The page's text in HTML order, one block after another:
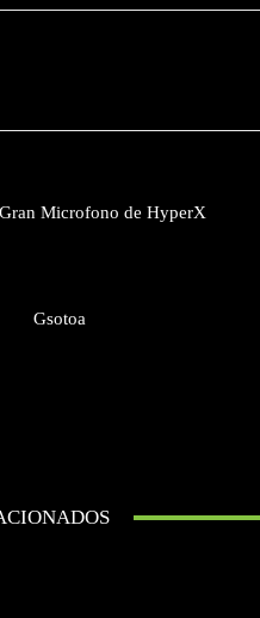
Microfono de HyperX
Gsotoa